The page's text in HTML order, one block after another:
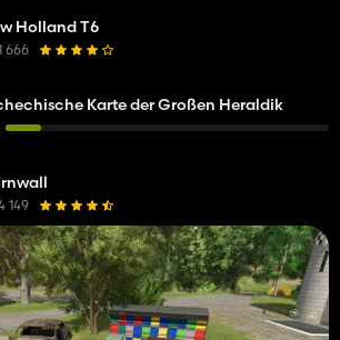
Holland T6
666
Karte der Großen Heraldik
149